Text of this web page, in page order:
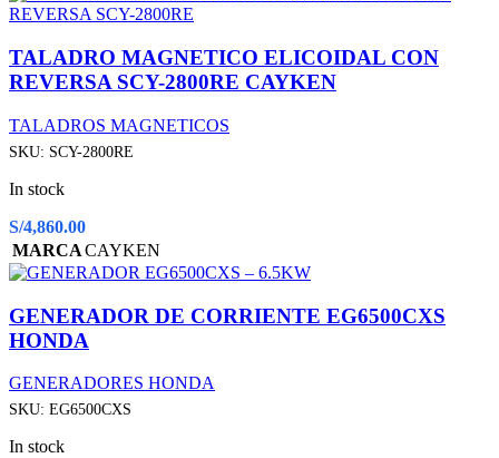
TALADRO MAGNETICO ELICOIDAL CON
REVERSA SCY-2800RE CAYKEN
TALADROS MAGNETICOS
SKU: SCY-2800RE
In stock
S/4,860.00
MARCACAYKEN
GENERADOR DE CORRIENTE EG6500CXS
HONDA
GENERADORES HONDA
SKU: EG6500CXS
In stock